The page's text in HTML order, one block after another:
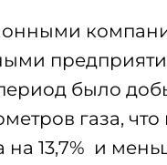
было
газа,
на 13,7% и